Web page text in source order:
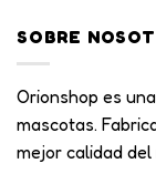
SOBRE
Orionshop es
mascotas.
mejor calidad del